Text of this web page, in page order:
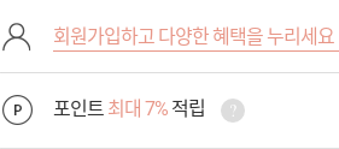
회원가입하고 다양한 혜택을 누리세요
포인트 최대 7% 적립